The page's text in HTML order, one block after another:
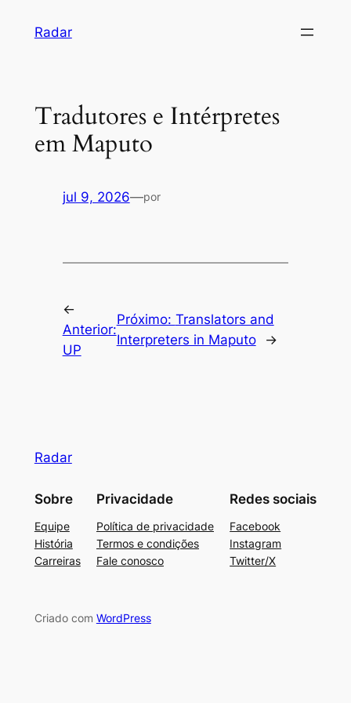
Radar
Tradutores e Intérpretes
em Maputo
jul 9, 2026—por
←
Anterior:
UP
Próximo: Translators and
Interpreters in Maputo
→
Radar
Sobre
Equipe
História
Carreiras
Privacidade
Política de privacidade
Termos e condições
Fale conosco
Redes sociais
Facebook
Instagram
Twitter/X
Criado com WordPress